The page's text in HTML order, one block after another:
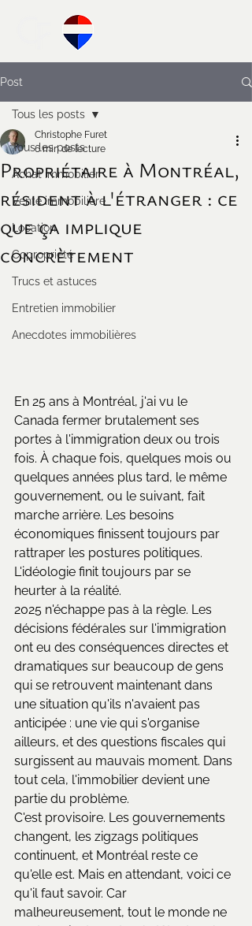
Post
Tous les posts
Achat immobilier
Vente immobilière
Location
Copropriété
Trucs et astuces
Entretien immobilier
Anecdotes immobilières
Tous les posts
Propriétaire à Montréal,
résident à l'étranger : ce
que ça implique
concrètement
Christophe Furet
6 min de lecture
En 25 ans à Montréal, j'ai vu le
Canada fermer brutalement ses
portes à l'immigration deux ou trois
fois. À chaque fois, quelques mois ou
quelques années plus tard, le même
gouvernement, ou le suivant, fait
marche arrière. Les besoins
économiques finissent toujours par
rattraper les postures politiques.
L'idéologie finit toujours par se
heurter à la réalité.
2025 n'échappe pas à la règle. Les
décisions fédérales sur l'immigration
ont eu des conséquences directes et
dramatiques sur beaucoup de gens
qui se retrouvent maintenant dans
une situation qu'ils n'avaient pas
anticipée : une vie qui s'organise
ailleurs, et des questions fiscales qui
surgissent au mauvais moment. Dans
tout cela, l'immobilier devient une
partie du problème.
C'est provisoire. Les gouvernements
changent, les zigzags politiques
continuent, et Montréal reste ce
qu'elle est. Mais en attendant, voici ce
qu'il faut savoir. Car
malheureusement, tout le monde ne